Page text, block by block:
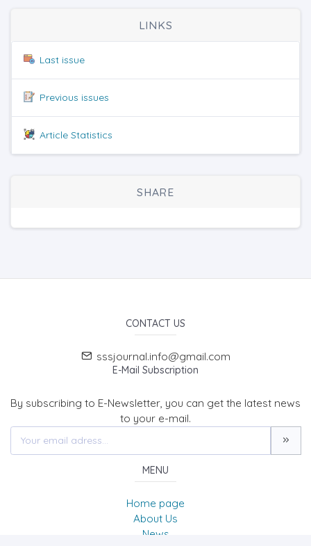
LINKS
Last issue
Previous issues
Article Statistics
SHARE
CONTACT US
sssjournal.info@gmail.com
E-Mail Subscription
By subscribing to E-Newsletter, you can get the latest news
to your e-mail.
MENU
Home page
About Us
News